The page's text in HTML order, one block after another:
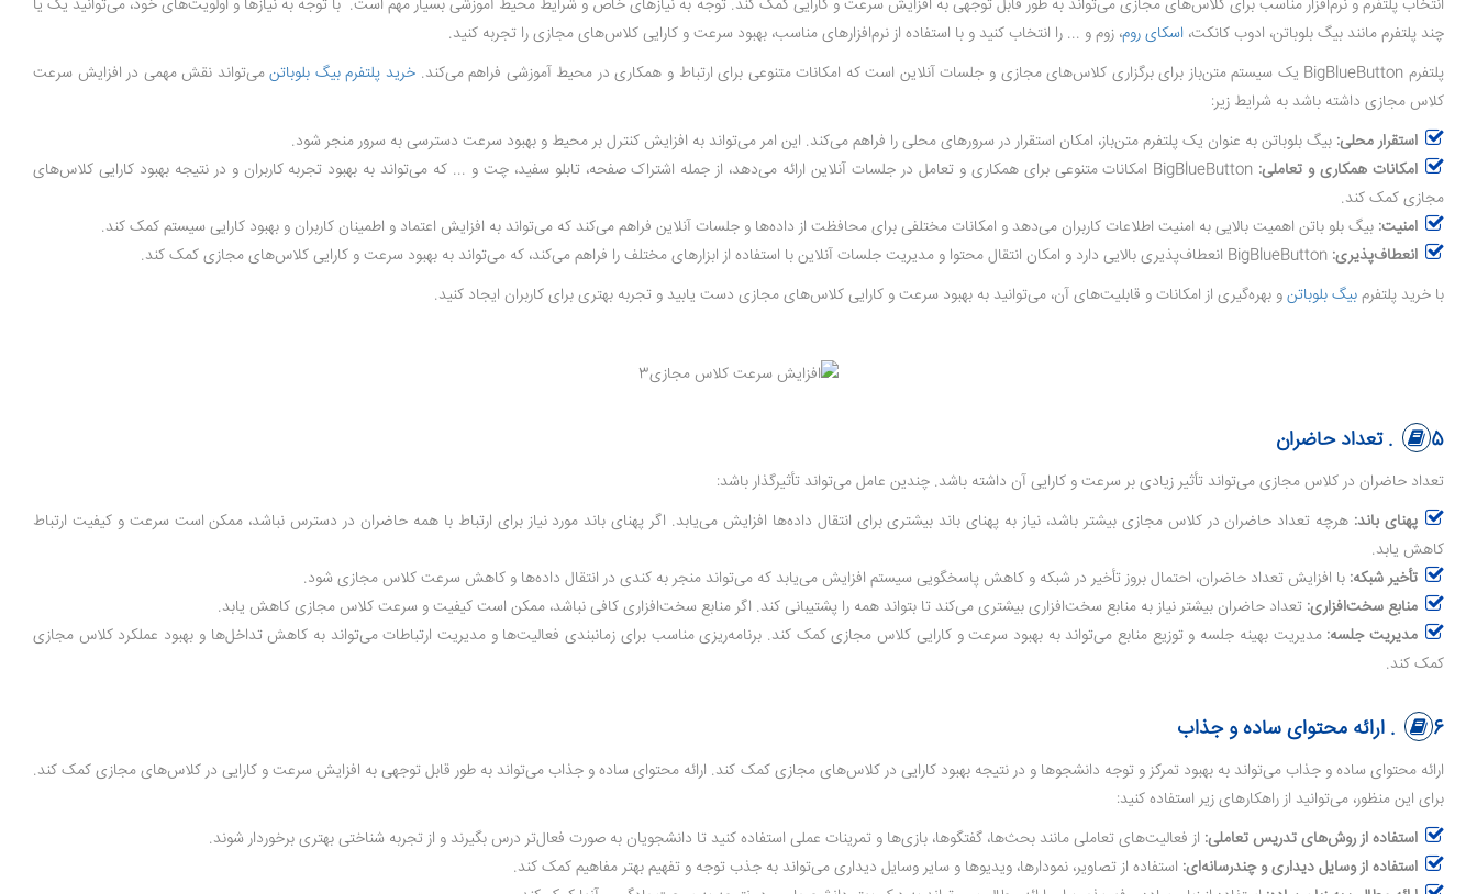
انتخاب پلتفرم و نرم‌افزار مناسب برای کلاس‌های مجازی می‌تواند به طور قابل توجهی به افزایش سرعت و کارایی کمک کند. توجه به نیازهای خاص و شرایط محیط آموزشی بسیار مهم است. با توجه به نیازها و اولویت‌های خود، می‌توانید یک یا
چند پلتفرم مانند بیگ بلوباتن، ادوب کانکت، اسکای روم، زوم و ... را انتخاب کنید و با استفاده از نرم‌افزارهای مناسب، بهبود سرعت و کارایی کلاس‌های مجازی را تجربه کنید.
پلتفرم BigBlueButton یک سیستم متن‌باز برای برگزاری کلاس‌های مجازی و جلسات آنلاین است که امکانات متنوعی برای ارتباط و همکاری در محیط آموزشی فراهم می‌کند.
خرید پلتفرم بیگ بلوباتنمی‌تواند نقش مهمی در افزایش سرعت
کلاس‌ مجازی داشته باشد به شرایط زیر:
استقرار محلی: بیگ بلوباتن به عنوان یک پلتفرم متن‌باز، امکان استقرار در سرورهای محلی را فراهم می‌کند. این امر می‌تواند به افزایش کنترل بر محیط و بهبود سرعت دسترسی به سرور منجر شود.
امکانات همکاری و تعاملی:
BigBlueButton امکانات متنوعی برای همکاری و تعامل در جلسات آنلاین ارائه می‌دهد، از جمله اشتراک صفحه، تابلو سفید، چت و ... که می‌تواند به بهبود تجربه کاربران و در نتیجه بهبود کارایی کلاس‌های
مجازی کمک کند.
امنیت: بیگ بلو باتن اهمیت بالایی به امنیت اطلاعات کاربران می‌دهد و امکانات مختلفی برای محافظت از داده‌ها و جلسات آنلاین فراهم می‌کند که می‌تواند به افزایش اعتماد و اطمینان کاربران و بهبود کارایی سیستم کمک کند.
انعطاف‌پذیری:
با خرید پلتفرمبیگ بلوباتنو بهره‌گیری از امکانات و قابلیت‌های آن، می‌توانید به بهبود سرعت و کارایی کلاس‌های مجازی دست یابید و تجربه بهتری برای کاربران ایجاد کنید.
5. تعداد حاضران
تعداد حاضران در کلاس مجازی می‌تواند تأثیر زیادی بر سرعت و کارایی آن داشته باشد. چندین عامل می‌تواند تأثیرگذار باشد:
پهنای باند: هرچه تعداد حاضران در کلاس مجازی بیشتر باشد، نیاز به پهنای باند بیشتری برای انتقال داده‌ها افزایش می‌یابد. اگر پهنای باند مورد نیاز برای ارتباط با همه حاضران در دسترس نباشد، ممکن است سرعت و کیفیت ارتباط
کاهش یابد.
تأخیر شبکه: با افزایش تعداد حاضران، احتمال بروز تأخیر در شبکه و کاهش پاسخگویی سیستم افزایش می‌یابد که می‌تواند منجر به کندی در انتقال داده‌ها و کاهش سرعت کلاس مجازی شود.
منابع سخت‌افزاری: تعداد حاضران بیشتر نیاز به منابع سخت‌افزاری بیشتری می‌کند تا بتواند همه را پشتیبانی کند. اگر منابع سخت‌افزاری کافی نباشد، ممکن است کیفیت و سرعت کلاس مجازی کاهش یابد.
مدیریت جلسه: مدیریت بهینه جلسه و توزیع منابع می‌تواند به بهبود سرعت و کارایی کلاس مجازی کمک کند. برنامه‌ریزی مناسب برای زمانبندی فعالیت‌ها و مدیریت ارتباطات می‌تواند به کاهش تداخل‌ها و بهبود عملکرد کلاس مجازی
کمک کند.
6. ارائه محتوای ساده و جذاب
ارائه محتوای ساده و جذاب می‌تواند به بهبود تمرکز و توجه دانشجوها و در نتیجه بهبود کارایی در کلاس‌های مجازی کمک کند. ارائه محتوای ساده و جذاب می‌تواند به طور قابل توجهی به افزایش سرعت و کارایی در کلاس‌های مجازی کمک کند.
برای این منظور، می‌توانید از راهکارهای زیر استفاده کنید:
استفاده از روش‌های تدریس تعاملی: از فعالیت‌های تعاملی مانند بحث‌ها، گفتگوها، بازی‌ها و تمرینات عملی استفاده کنید تا دانشجویان به صورت فعال‌تر درس بگیرند و از تجربه شناختی بهتری برخوردار شوند.
استفاده از وسایل دیداری و چندرسانه‌ای: استفاده از تصاویر، نمودارها، ویدیوها و سایر وسایل دیداری می‌تواند به جذب توجه و تفهیم بهتر مفاهیم کمک کند.